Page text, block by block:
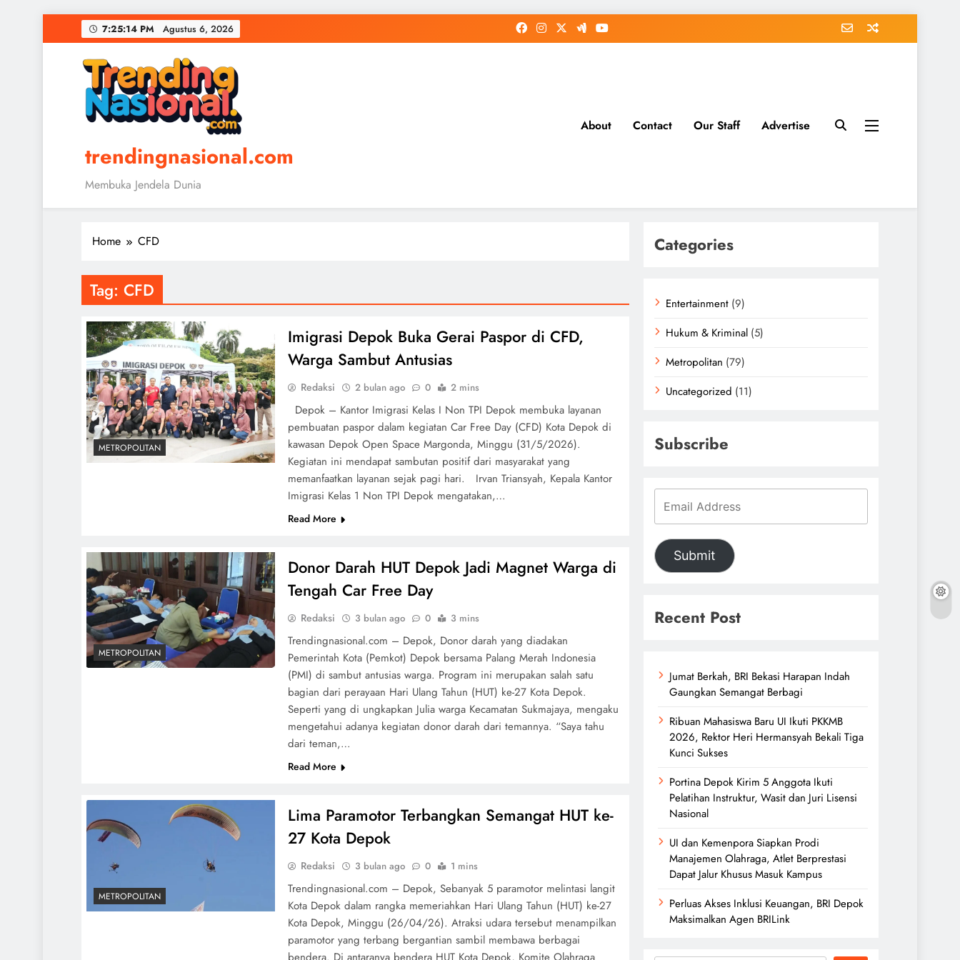
to
7:25:14 PM Agustus 6, 2026
trendingnasional.com
Membuka Jendela Dunia
About Contact Our Staff Advertise
Home CFD
Tag: CFD
METROPOLITAN
Imigrasi Depok Buka Gerai Paspor di CFD,
Warga Sambut Antusias
Redaksi 2 bulan ago 0 2 mins
Depok – Kantor Imigrasi Kelas I Non TPI Depok membuka layanan
pembuatan paspor dalam kegiatan Car Free Day (CFD) Kota Depok di
kawasan Depok Open Space Margonda, Minggu (31/5/2026).
Kegiatan ini mendapat sambutan positif dari masyarakat yang
memanfaatkan layanan sejak pagi hari. Irvan Triansyah, Kepala Kantor
Imigrasi Kelas 1 Non TPI Depok mengatakan,…
Read More
METROPOLITAN
Donor Darah HUT Depok Jadi Magnet Warga di
Tengah Car Free Day
Redaksi 3 bulan ago 0 3 mins
Trendingnasional.com – Depok, Donor darah yang diadakan
Pemerintah Kota (Pemkot) Depok bersama Palang Merah Indonesia
(PMI) di sambut antusias warga. Program ini merupakan salah satu
bagian dari perayaan Hari Ulang Tahun (HUT) ke-27 Kota Depok.
Seperti yang di ungkapkan Julia warga Kecamatan Sukmajaya, mengaku
mengetahui adanya kegiatan donor darah dari temannya. “Saya tahu
dari teman,…
Read More
METROPOLITAN
Lima Paramotor Terbangkan Semangat HUT ke-
27 Kota Depok
Redaksi 3 bulan ago 0 1 mins
Trendingnasional.com – Depok, Sebanyak 5 paramotor melintasi langit
Kota Depok dalam rangka memeriahkan Hari Ulang Tahun (HUT) ke-27
Kota Depok, Minggu (26/04/26). Atraksi udara tersebut menampilkan
paramotor yang terbang bergantian sambil membawa berbagai
Categories
Entertainment (9)
Hukum & Kriminal (5)
Metropolitan (79)
Uncategorized (11)
Subscribe
Submit
Recent Post
Jumat Berkah, BRI Bekasi Harapan Indah
Gaungkan Semangat Berbagi
Ribuan Mahasiswa Baru UI Ikuti PKKMB
2026, Rektor Heri Hermansyah Bekali Tiga
Kunci Sukses
Portina Depok Kirim 5 Anggota Ikuti
Pelatihan Instruktur, Wasit dan Juri Lisensi
Nasional
UI dan Kemenpora Siapkan Prodi
Manajemen Olahraga, Atlet Berprestasi
Dapat Jalur Khusus Masuk Kampus
Perluas Akses Inklusi Keuangan, BRI Depok
Maksimalkan Agen BRILink